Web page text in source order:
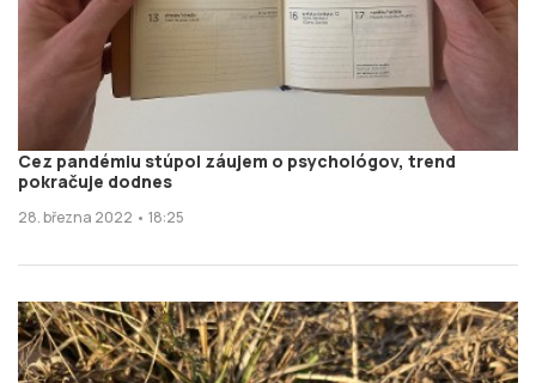
Cez pandémiu stúpol záujem o psychológov, trend
pokračuje dodnes
28. března 2022 • 18:25